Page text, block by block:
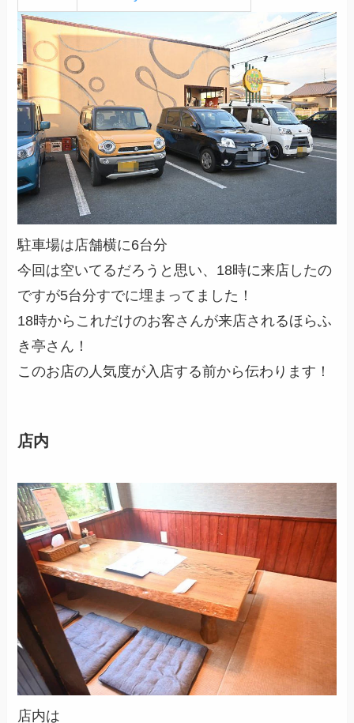
駐車場は店舗横に6台分
今回は空いてるだろうと思い、18時に来店したの
ですが5台分すでに埋まってました！
18時からこれだけのお客さんが来店されるほらふ
き亭さん！
このお店の人気度が入店する前から伝わります！
店内
店内は